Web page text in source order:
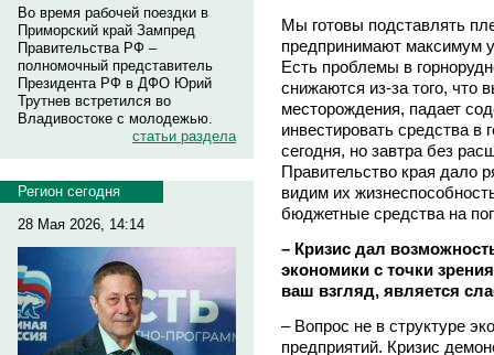
Во время рабочей поездки в
Приморский край Зампред
Правительства РФ –
полномочный представитель
Президента РФ в ДФО Юрий
Трутнев встретился во
Владивостоке с молодежью.
статьи раздела
Регион сегодня
28 Мая 2026, 14:14
Мы готовы подставлять
предпринимают максимум
Есть проблемы в
снижаются из-за того, что
месторождения, падает
инвестировать средства в
сегодня, но завтра без
Правительство края дало
видим их
бюджетные средства на
– Кризис дал
экономики с точки
ваш взгляд, является
– Вопрос не в структуре
предприятий. Кризис